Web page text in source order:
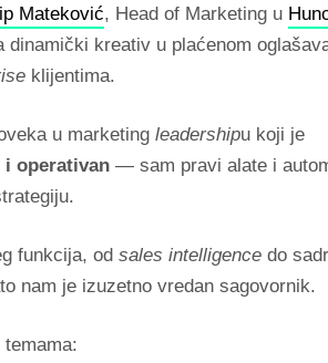
Mateković, Head of Marketing u
dinamički kreativ u plaćenom
klijentima.
u marketing leadershipu koji je
operativan — sam pravi alate i
funkcija, od sales intelligence do
nam je izuzetno vredan sagovornik.